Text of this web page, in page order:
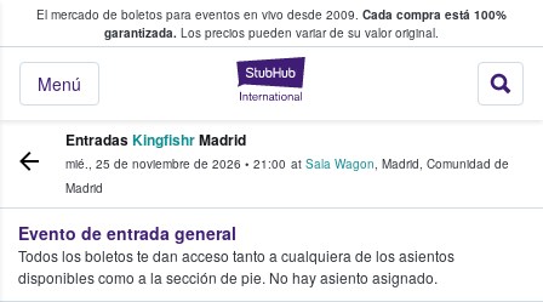
El mercado de boletos para eventos en vivo desde 2009. Cada compra está 100%
garantizada. Los precios pueden variar de su valor original.
StubHub: donde
Menú
fans compran y venden boletos
EntradasKingfishrMadrid
mié., 25 de noviembre de 2026 • 21:00 at Sala Wagon, Madrid, Comunidad de
Madrid
Evento de entrada general
Todos los boletos te dan acceso tanto a cualquiera de los asientos
disponibles como a la sección de pie. No hay asiento asignado.